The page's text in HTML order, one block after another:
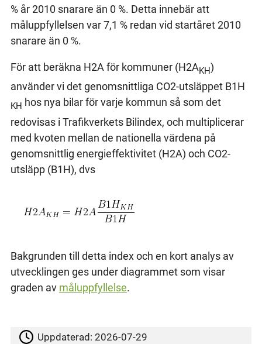
% år 2010 snarare än 0 %. Detta innebär att
måluppfyllelsen var 7,1 % redan vid startåret 2010
snarare än 0 %.
För att beräkna H2A för kommuner (H2AKH)
använder vi det genomsnittliga CO2-utsläppet B1H
KH hos nya bilar för varje kommun så som det
redovisas i Trafikverkets Bilindex, och multiplicerar
med kvoten mellan de nationella värdena på
genomsnittlig energieffektivitet (H2A) och CO2-
utsläpp (B1H), dvs
Bakgrunden till detta index och en kort analys av
utvecklingen ges under diagrammet som visar
graden av måluppfyllelse.
Uppdaterad:2026-07-29